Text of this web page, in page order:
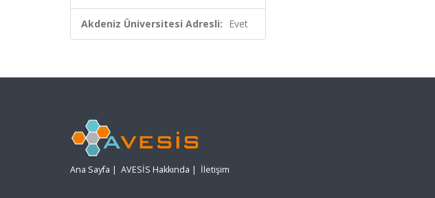
Akdeniz Üniversitesi Adresli: Evet
Ana Sayfa | AVESİS Hakkında | İletişim